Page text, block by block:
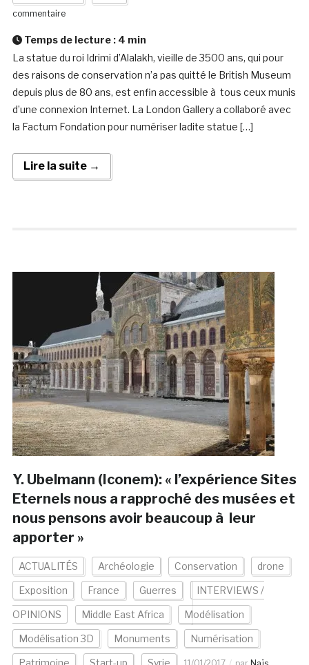
commentaire
Temps de lecture : 4 min
La statue du roi Idrimi d’Alalakh, vieille de 3500 ans, qui pour
des raisons de conservation n’a pas quitté le British Museum
depuis plus de 80 ans, est enfin accessible à tous ceux munis
d’une connexion Internet. La London Gallery a collaboré avec
la Factum Fondation pour numériser ladite statue […]
Lire la suite →
Y. Ubelmann (Iconem): « l’expérience Sites
Eternels nous a rapproché des musées et
nous pensons avoir beaucoup à leur
apporter »
ACTUALITÉS Archéologie Conservation drone
Exposition France Guerres INTERVIEWS /
OPINIONS Middle East Africa Modélisation
Modélisation 3D Monuments Numérisation